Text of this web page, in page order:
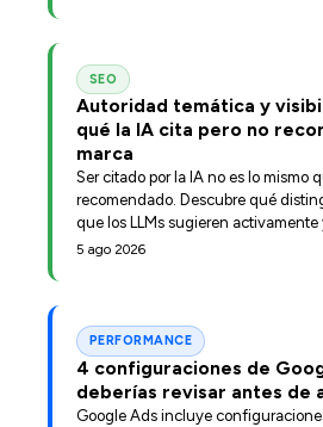
SEO
Autoridad temática y
qué la IA cita pero no
marca
Ser citado por la IA no es lo mismo
recomendado. Descubre qué
que los LLMs sugieren
esa posición.
5 ago 2026
PERFORMANCE
4 configuraciones de
deberías revisar antes de
Google Ads incluye